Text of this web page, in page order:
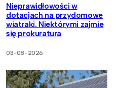
Nieprawidłowości w
dotacjach na przydomowe
wiatraki. Niektórymi zajmie
się prokuratura
03-08-2026